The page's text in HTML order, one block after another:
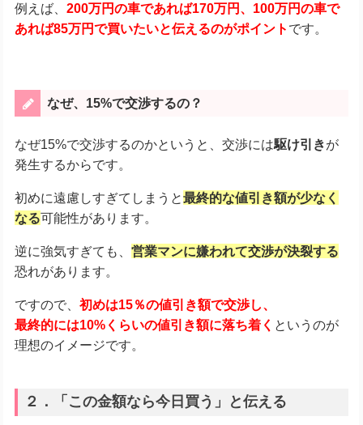
例えば、 200万円の車であれば170万円、100万円の車で
あれば85万円で買いたいと伝えるのがポイント です。
なぜ、15%で交渉するの？
なぜ15%で交渉するのかというと、交渉には駆け引きが
発生するからです。
初めに遠慮しすぎてしまうと最終的な値引き額が少なく
なる可能性があります。
逆に強気すぎても、 営業マンに嫌われて交渉が決裂する
恐れがあります。
ですので、 初めは15％の値引き額で交渉し、
最終的には10%くらいの値引き額に落ち着く というのが
理想のイメージです。
２．「この金額なら今日買う」と伝える